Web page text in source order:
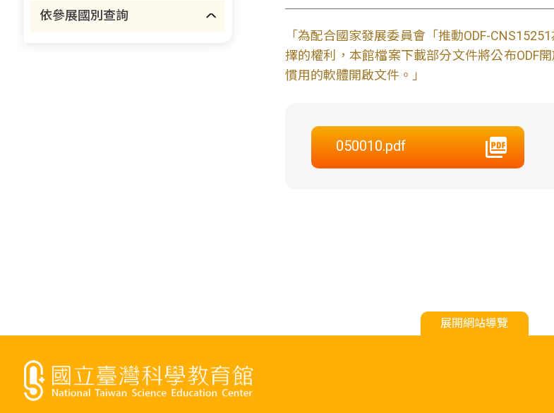
依參展國別查詢
「為配合國家發展委員會「推動ODF-
擇的權利，本館檔案下載部分文件將公布ODF
慣用的軟體開啟文件。」
050010.pdf
展開網站導覽